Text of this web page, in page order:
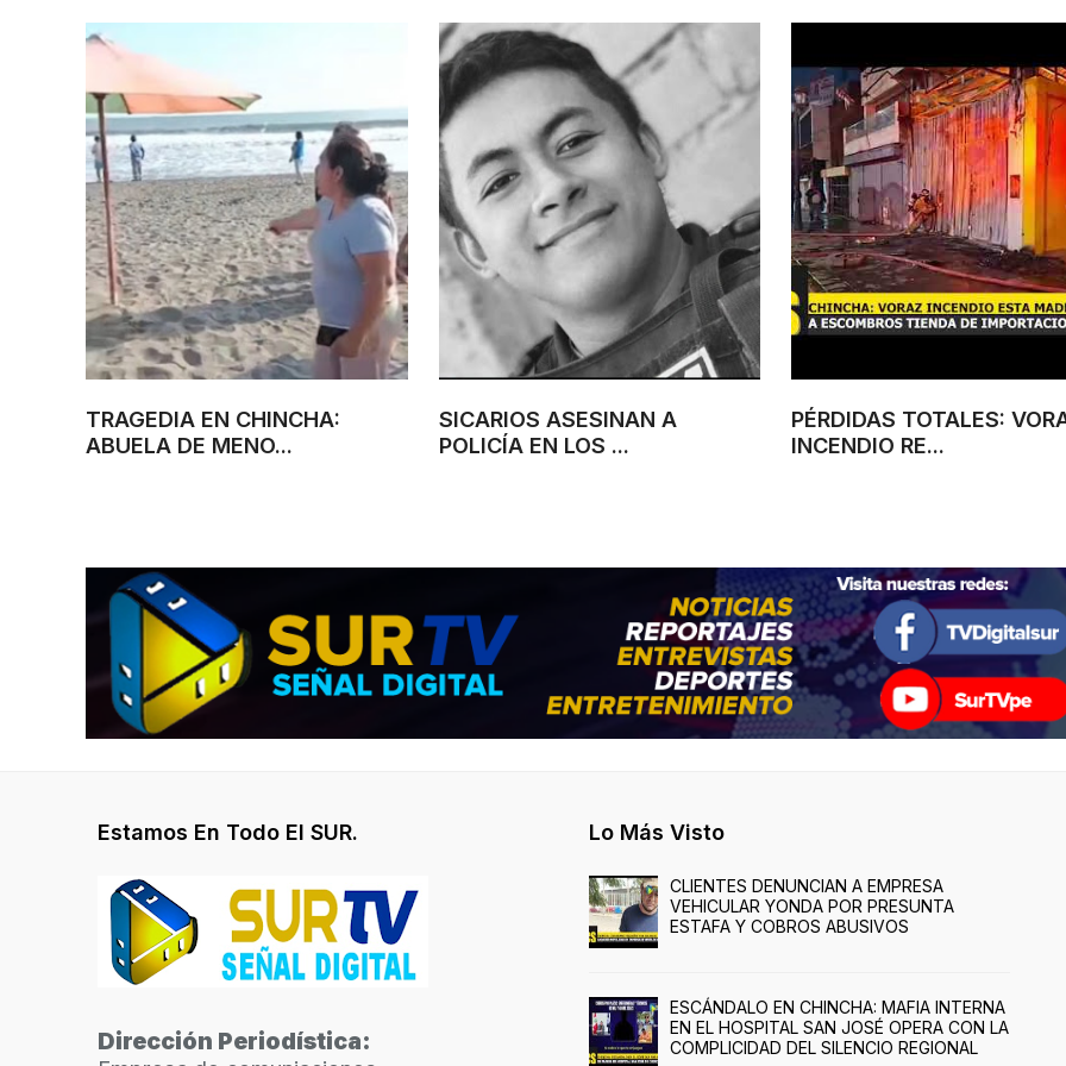
TRAGEDIA EN CHINCHA:
ABUELA DE MENO...
SICARIOS ASESINAN A
POLICÍA EN LOS ...
PÉRDIDAS TOTALES:
INCENDIO RE...
Estamos En Todo El SUR.
Dirección Periodística:
Lo Más Visto
CLIENTES DENUNCIAN A EMPRESA
VEHICULAR YONDA POR PRESUNTA
ESTAFA Y COBROS ABUSIVOS
ESCÁNDALO EN CHINCHA: MAFIA INTERNA
EN EL HOSPITAL SAN JOSÉ OPERA CON LA
COMPLICIDAD DEL SILENCIO REGIONAL